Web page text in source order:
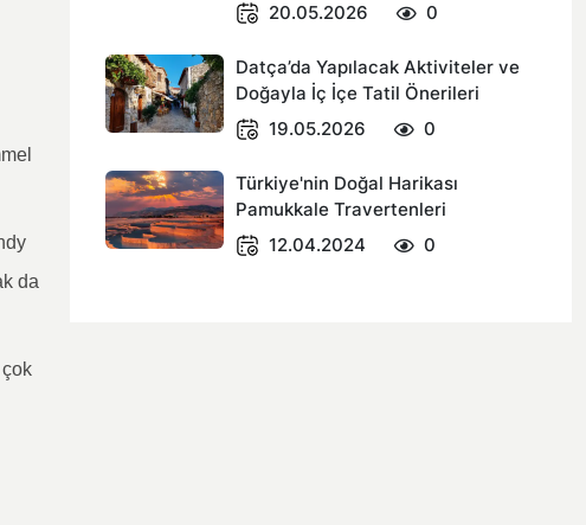
da
çok
20.05.2026
0
Datça’da Yapılacak Aktiviteler ve
Doğayla İç İçe Tatil Önerileri
19.05.2026
0
Türkiye'nin Doğal Harikası
Pamukkale Travertenleri
12.04.2024
0